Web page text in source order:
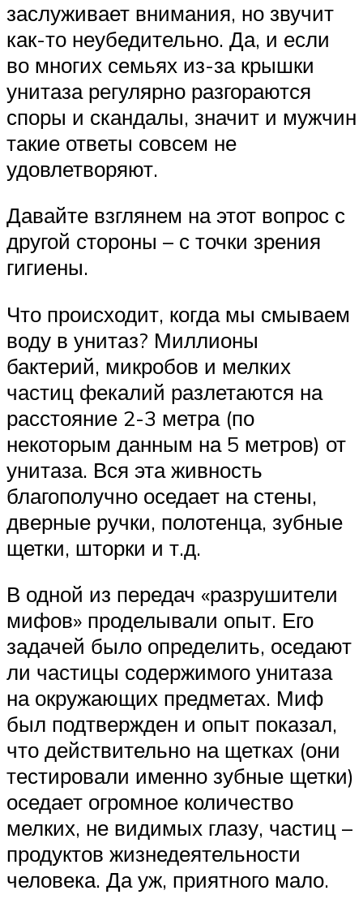
заслуживает внимания, но звучит
как-то неубедительно. Да, и если
во многих семьях из-за крышки
унитаза регулярно разгораются
споры и скандалы, значит и мужчин
такие ответы совсем не
удовлетворяют.
Давайте взглянем на этот вопрос с
другой стороны – с точки зрения
гигиены.
Что происходит, когда мы смываем
воду в унитаз? Миллионы
бактерий, микробов и мелких
частиц фекалий разлетаются на
расстояние 2-3 метра (по
некоторым данным на 5 метров) от
унитаза. Вся эта живность
благополучно оседает на стены,
дверные ручки, полотенца, зубные
щетки, шторки и т.д.
В одной из передач «разрушители
мифов» проделывали опыт. Его
задачей было определить, оседают
ли частицы содержимого унитаза
на окружающих предметах. Миф
был подтвержден и опыт показал,
что действительно на щетках (они
тестировали именно зубные щетки)
оседает огромное количество
мелких, не видимых глазу, частиц –
продуктов жизнедеятельности
человека. Да уж, приятного мало.